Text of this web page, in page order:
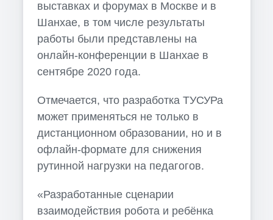
выставках и форумах в Москве и в
Шанхае, в том числе результаты
работы были представлены на
онлайн-конференции в Шанхае в
сентябре 2020 года.
Отмечается, что разработка ТУСУРа
может применяться не только в
дистанционном образовании, но и в
офлайн-формате для снижения
рутинной нагрузки на педагогов.
«Разработанные сценарии
взаимодействия робота и ребёнка